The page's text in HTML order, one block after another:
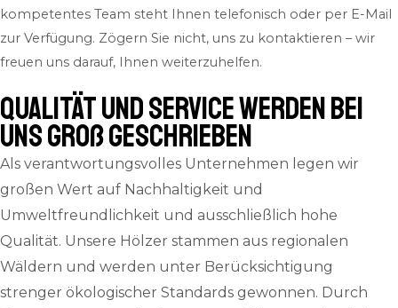
kompetentes Team steht Ihnen telefonisch oder per E-Mail
zur Verfügung. Zögern Sie nicht, uns zu kontaktieren – wir
freuen uns darauf, Ihnen weiterzuhelfen.
QUALITÄT und SERVICE werden bei
uns groß geschrieben
Als verantwortungsvolles Unternehmen legen wir
großen Wert auf Nachhaltigkeit und
Umweltfreundlichkeit und ausschließlich hohe
Qualität. Unsere Hölzer stammen aus regionalen
Wäldern und werden unter Berücksichtigung
strenger ökologischer Standards gewonnen. Durch